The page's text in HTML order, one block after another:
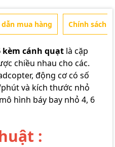
mua hàng Chính sách
kèm cánh quạt là cặp
chiều nhau cho các.
động cơ có số
và kích thước nhỏ
hình báy bay nhỏ 4, 6
: